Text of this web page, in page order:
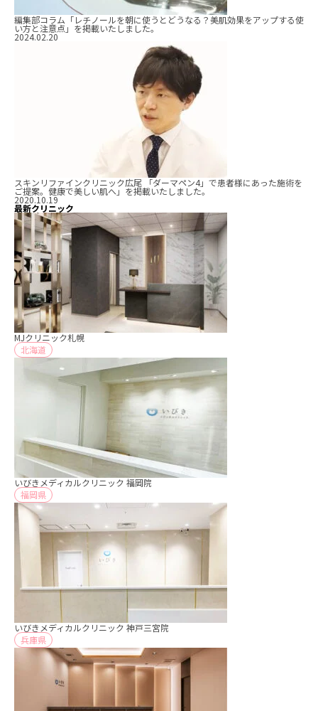
編集部コラム「レチノールを朝に使うとどうなる？美肌効果をアップする使
い方と注意点」を掲載いたしました。
2024.02.20
スキンリファインクリニック広尾 「ダーマペン4」で患者様にあった施術を
ご提案。健康で美しい肌へ」を掲載いたしました。
2020.10.19
最新クリニック
MJクリニック札幌
北海道
いびきメディカルクリニック 福岡院
福岡県
いびきメディカルクリニック 神戸三宮院
兵庫県